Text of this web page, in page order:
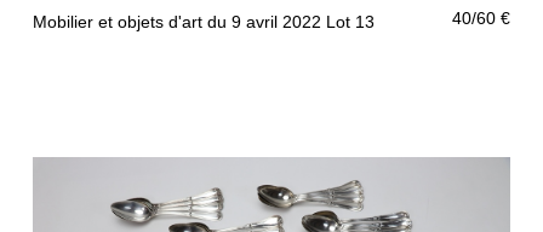
Mobilier et objets d'art du 9 avril 2022 Lot 13 40/60 €